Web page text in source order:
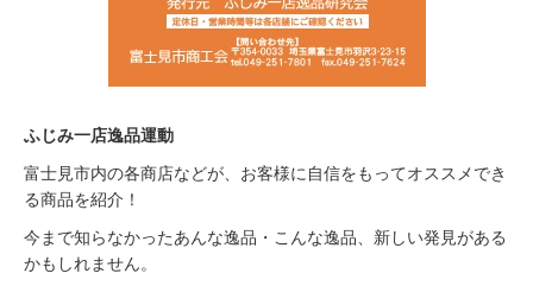
ふじみ一店逸品運動
富士見市内の各商店などが、お客様に自信をもってオススメでき
る商品を紹介！
今まで知らなかったあんな逸品・こんな逸品、新しい発見がある
かもしれません。